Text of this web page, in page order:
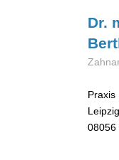
Dr.
Praxis
08056